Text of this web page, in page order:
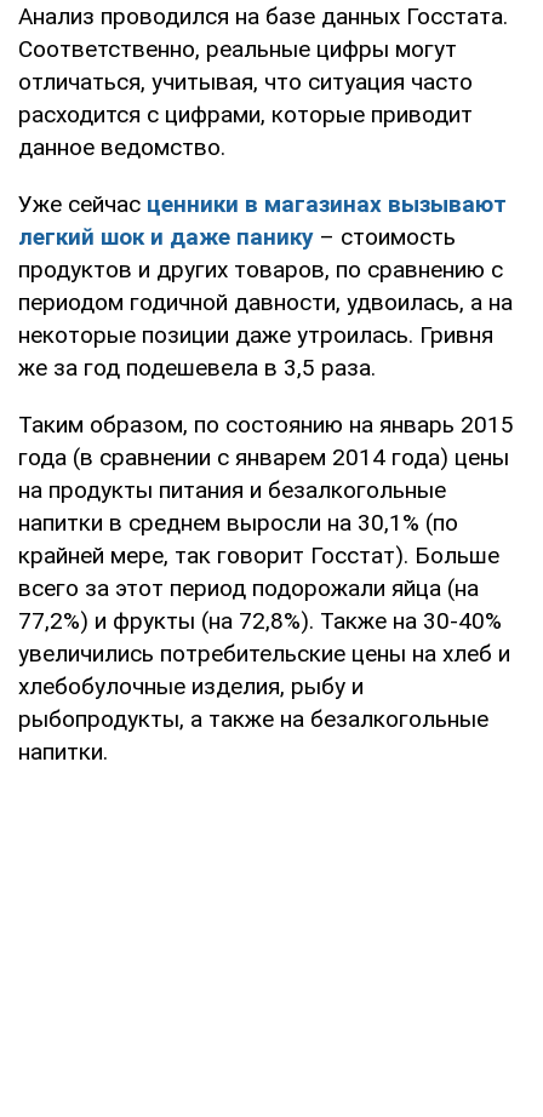
Анализ проводился на базе данных Госстата.
Соответственно, реальные цифры могут
отличаться, учитывая, что ситуация часто
расходится с цифрами, которые приводит
данное ведомство.
Уже сейчас ценники в магазинах вызывают
легкий шок и даже панику – стоимость
продуктов и других товаров, по сравнению с
периодом годичной давности, удвоилась, а на
некоторые позиции даже утроилась. Гривня
же за год подешевела в 3,5 раза.
Таким образом, по состоянию на январь 2015
года (в сравнении с январем 2014 года) цены
на продукты питания и безалкогольные
напитки в среднем выросли на 30,1% (по
крайней мере, так говорит Госстат). Больше
всего за этот период подорожали яйца (на
77,2%) и фрукты (на 72,8%). Также на 30-40%
увеличились потребительские цены на хлеб и
хлебобулочные изделия, рыбу и
рыбопродукты, а также на безалкогольные
напитки.